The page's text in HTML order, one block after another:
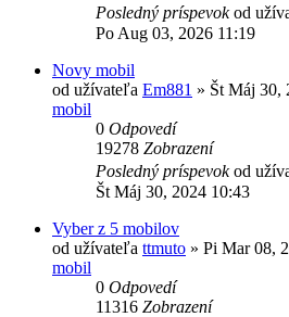
Posledný príspevokod
Po Aug 03, 2026 11:19
Novy mobil
od užívateľa Em881 » Št Máj 30,
mobil
0 Odpovedí
19278 Zobrazení
Posledný príspevokod
Št Máj 30, 2024 10:43
Vyber z 5 mobilov
od užívateľa ttmuto » Pi Mar 08,
mobil
0 Odpovedí
11316 Zobrazení